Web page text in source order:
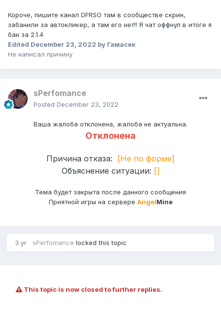
Короче, пишите канал DFRSO там в сообществе скрин,
забанили за автокликер, а там его нет!! Я чат оффнул в итоге я
бан за 2.1.4
Edited December 23, 2022 by Гамасек
Не написал причину
sPerfomance
Posted December 23, 2022
Ваша жалоба отклонена, жалоба не актуальна.
Отклонена
Причина отказа:
[Не по форме]
Объяснение ситуации: []
Тема будет закрыта после данного сообщения
Приятной игры на сервере AngelMine
3 yr sPerfomance locked this topic
This topic is now closed to further replies.